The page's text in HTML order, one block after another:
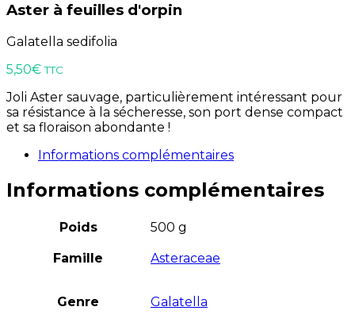
Aster à feuilles d'orpin
Galatella sedifolia
5,50€ TTC
Joli Aster sauvage, particulièrement intéressant pour
sa résistance à la sécheresse, son port dense compact
et sa floraison abondante !
Informations complémentaires
Informations complémentaires
Poids 500 g
Famille Asteraceae
Genre Galatella